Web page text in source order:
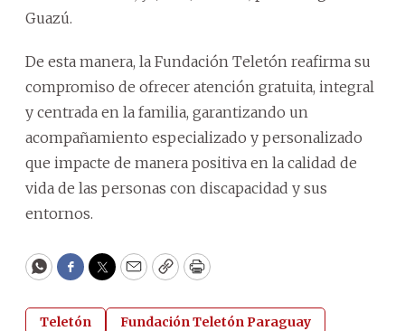
Guazú.
De esta manera, la Fundación Teletón reafirma su
compromiso de ofrecer atención gratuita, integral
y centrada en la familia, garantizando un
acompañamiento especializado y personalizado
que impacte de manera positiva en la calidad de
vida de las personas con discapacidad y sus
entornos.
WhatsApp
Facebook
Twitter
EmailCopyPrint
Teletón Fundación Teletón Paraguay